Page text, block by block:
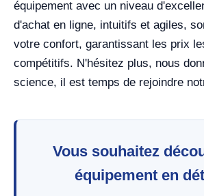
équipement avec un niveau
d'achat en ligne, intuitifs et agiles,
votre confort, garantissant les prix
compétitifs. N'hésitez plus, nous
science, il est temps de rejoindre
Vous souhaitez
équipement en